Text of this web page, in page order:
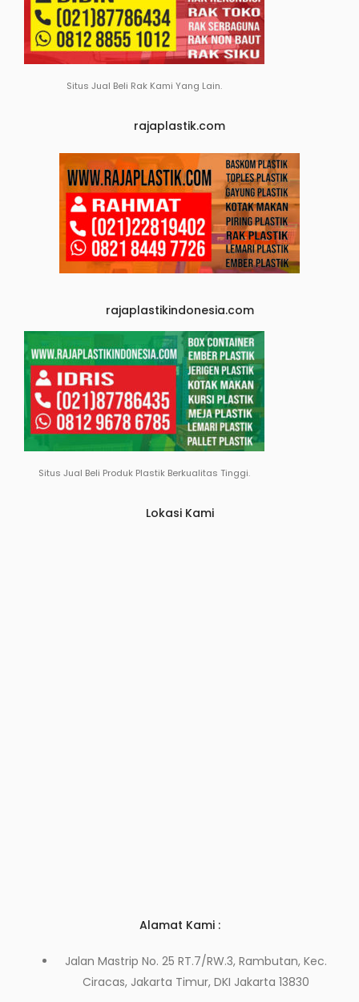
Situs Jual Beli Rak Kami Yang Lain.
rajaplastik.com
rajaplastikindonesia.com
Situs Jual Beli Produk Plastik Berkualitas Tinggi.
Lokasi Kami
Alamat Kami :
Jalan Mastrip No. 25 RT.7/RW.3, Rambutan, Kec.
Ciracas, Jakarta Timur, DKI Jakarta 13830